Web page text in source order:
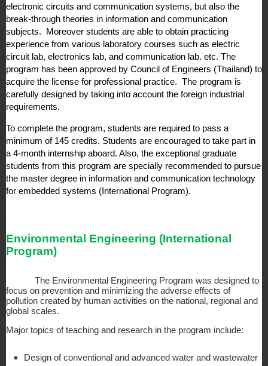
electronic circuits and communication systems, but also the
break-through theories in information and communication
subjects.  Moreover students are able to obtain practicing
experience from various laboratory courses such as electric
circuit lab, electronics lab, and communication lab. etc. The
program has been approved by Council of Engineers (Thailand) to
acquire the license for professional practice.  The program is
carefully designed by taking into account the foreign industrial
requirements.
To complete the program, students are required to pass a
minimum of 145 credits. Students are encouraged to take part in
a 4-month internship aboard. Also, the exceptional graduate
students from this program are specially recommended to pursue
the master degree in information and communication technology
for embedded systems (International Program).
Environmental Engineering (International
Program)
The Environmental Engineering Program was designed to
focus on prevention and minimizing the adverse effects of
pollution created by human activities on the national, regional and
global scales.
Major topics of teaching and research in the program include:
Design of conventional and advanced water and wastewater